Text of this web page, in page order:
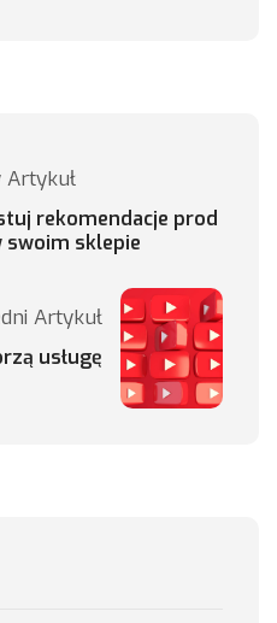
rekomendacje prod
swoim sklepie
Artykuł
usługę